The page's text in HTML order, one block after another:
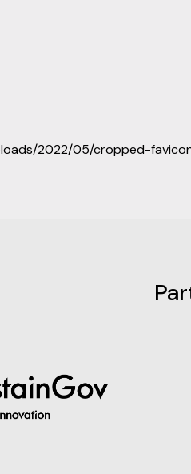
2022/05/cropped-